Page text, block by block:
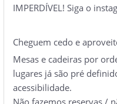
IMPERDÍVEL! Siga o
Cheguem cedo e
Mesas e cadeiras por
lugares já são pré
acessibilidade.
Não fazemos reservas /